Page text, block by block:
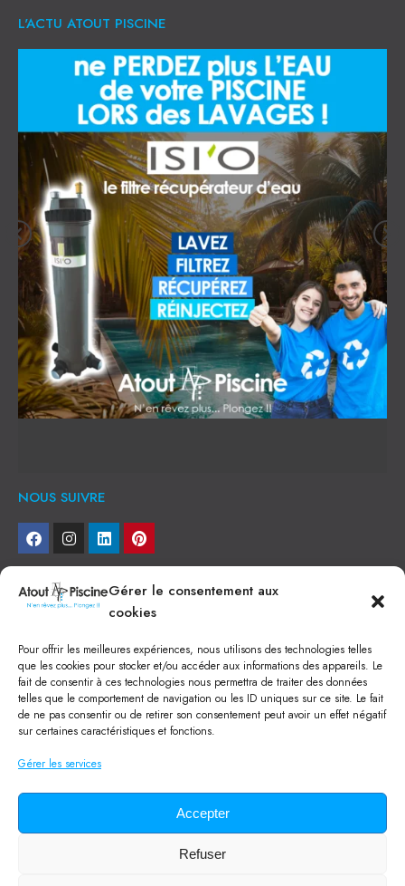
Gérer le consentement aux
cookies
Pour offrir les meilleures expériences, nous utilisons des technologies telles
que les cookies pour stocker et/ou accéder aux informations des appareils. Le
fait de consentir à ces technologies nous permettra de traiter des données
telles que le comportement de navigation ou les ID uniques sur ce site. Le fait
de ne pas consentir ou de retirer son consentement peut avoir un effet négatif
sur certaines caractéristiques et fonctions.
Gérer les services
Accepter
Refuser
L'ACTU ATOUT PISCINE
NOUS SUIVRE
NEWSLETTER
Je veux recevoir toute l'actu
NOS SERVICES
Construction de piscine béton à Narbonne
Piscine coque à Narbonne
Acheter SPA à Narbonne
Pisciniste Narbonne
Mini piscine
Location machine avec chauffeur
Atout Piscine